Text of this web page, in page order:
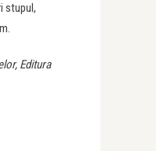
stupul,
Editura